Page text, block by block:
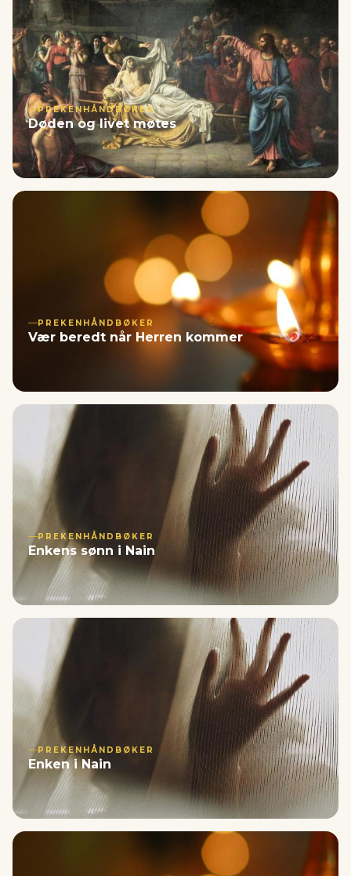
PREKENHÅNDBØKER
Døden og livet møtes
PREKENHÅNDBØKER
Vær beredt når Herren kommer
PREKENHÅNDBØKER
Enkens sønn i Nain
PREKENHÅNDBØKER
Enken i Nain